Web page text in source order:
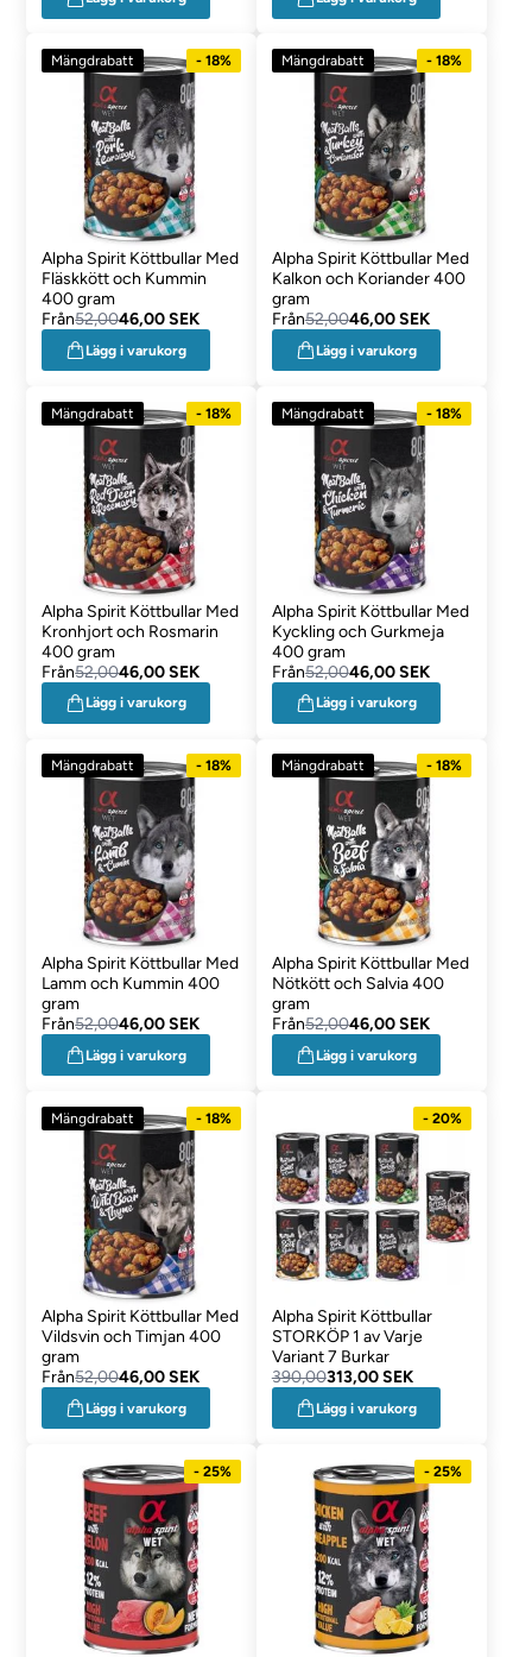
Mängdrabatt - 18%
Alpha Spirit Köttbullar Med
Fläskkött och Kummin
400 gram
Från52,0046,00 SEK
Lägg i varukorg
Mängdrabatt - 18%
Alpha Spirit Köttbullar Med
Kalkon och Koriander 400
gram
Från52,0046,00 SEK
Lägg i varukorg
Mängdrabatt - 18%
Alpha Spirit Köttbullar Med
Kronhjort och Rosmarin
400 gram
Från52,0046,00 SEK
Lägg i varukorg
Mängdrabatt - 18%
Alpha Spirit Köttbullar Med
Kyckling och Gurkmeja
400 gram
Från52,0046,00 SEK
Lägg i varukorg
Mängdrabatt - 18%
Alpha Spirit Köttbullar Med
Lamm och Kummin 400
gram
Från52,0046,00 SEK
Lägg i varukorg
Mängdrabatt - 18%
Alpha Spirit Köttbullar Med
Nötkött och Salvia 400
gram
Från52,0046,00 SEK
Lägg i varukorg
Mängdrabatt - 18%
Alpha Spirit Köttbullar Med
Vildsvin och Timjan 400
gram
Från52,0046,00 SEK
Lägg i varukorg
- 20%
Alpha Spirit Köttbullar
STORKÖP 1 av Varje
Variant 7 Burkar
390,00313,00 SEK
Lägg i varukorg
- 25% - 25%